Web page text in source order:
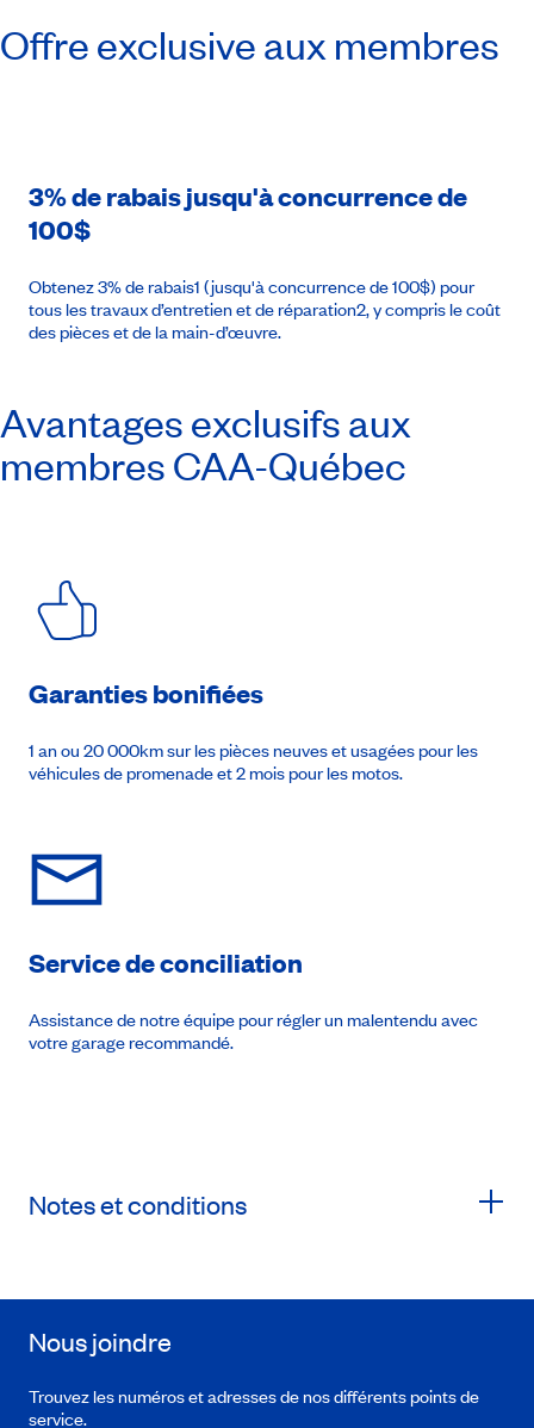
Offre exclusive aux membres
3% de rabais jusqu'à concurrence de
100$
Obtenez 3% de rabais1 (jusqu'à concurrence de 100$) pour
tous les travaux d’entretien et de réparation2, y compris le coût
des pièces et de la main-d’œuvre.
Avantages exclusifs aux
membresCAA-Québec
Garanties bonifiées
1 an ou 20 000km sur les pièces neuves et usagées pour les
véhicules de promenade et 2 mois pour les motos.
Service de conciliation
Assistance de notre équipe pour régler un malentendu avec
votre garage recommandé.
Notes et conditions
Nous joindre
Trouvez les numéros et adresses de nos différents points de
service.